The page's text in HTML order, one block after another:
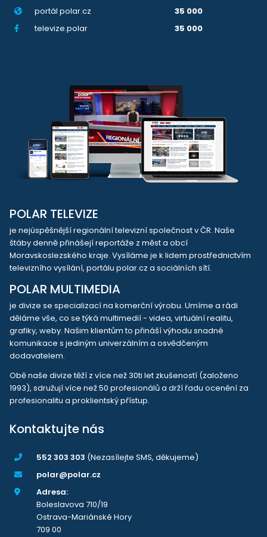
portál polar.cz
35 000
televize.polar
35 000
POLAR TELEVIZE
je nejúspěšnější regionální televizní společnost v ČR. Naše
štáby denně přinášejí reportáže z měst a obcí
Moravskoslezského kraje. Vysíláme je k lidem prostřednictvím
televizního vysílání, portálu polar.cz a sociálních sítí.
POLAR MULTIMEDIA
je divize se specializací na komerční výrobu. Umíme a rádi
děláme vše, co se týká multimedií - videa, virtuální realitu,
grafiky, weby. Našim klientům to přináší výhodu snadné
komunikace s jediným univerzálním a osvědčeným
dodavatelem.
Obě naše divize těží z více než 30ti let zkušeností (založeno
1993), sdružují více než 50 profesionálů a drží řadu ocenění za
profesionalitu a proklientský přístup.
Kontaktujte nás
552 303 303 (Nezasílejte SMS, děkujeme)
polar@polar.cz
Adresa:
Boleslavova 710/19
Ostrava-Mariánské Hory
709 00